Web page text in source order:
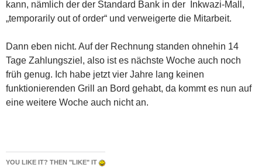
kann, nämlich der der Standard Bank in der Inkwazi-Mall,
„temporarily out of order“ und verweigerte die Mitarbeit.
Dann eben nicht. Auf der Rechnung standen ohnehin 14
Tage Zahlungsziel, also ist es nächste Woche auch noch
früh genug. Ich habe jetzt vier Jahre lang keinen
funktionierenden Grill an Bord gehabt, da kommt es nun auf
eine weitere Woche auch nicht an.
YOU LIKE IT? THEN "LIKE" IT